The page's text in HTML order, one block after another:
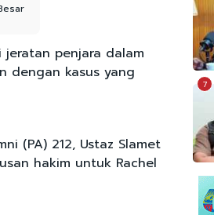
jeratan penjara dalam
dengan kasus yang
(PA) 212, Ustaz Slamet
hakim untuk Rachel
7